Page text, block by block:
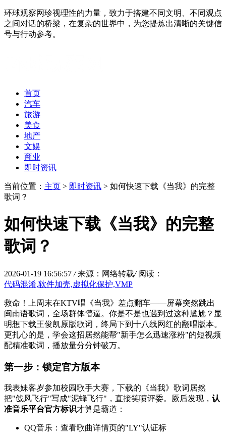
环球观察网珍视理性的力量，致力于搭建不同文明、不同观点
之间对话的桥梁，在复杂的世界中，为您提炼出清晰的关键信
号与行动参考。
首页
汽车
旅游
美食
地产
文娱
商业
即时资讯
当前位置： 主页 > 即时资讯 > 如何快速下载《当我》的完整
歌词？
如何快速下载《当我》的完整
歌词？
2026-01-19 16:56:57 / 来源：网络转载/ 阅读：
代码混淆,软件加壳,虚拟化保护,VMP
救命！上周末在KTV唱《当我》差点翻车——屏幕突然跳出
闽南语歌词，全场群体懵逼。你是不是也遇到过这种尴尬？显
明想下载王俊凯原版歌词，终局下到十八线网红的翻唱版本。
更扎心的是，学会这招居然能帮"新手怎么迅速涨粉"的短视频
配精准歌词，播放量分分钟破万。
第一步：锁定官方版本
我表妹客岁参加校园歌手大赛，下载的《当我》歌词居然
把"戗风飞行"写成"泥蜂飞行"，直接笑喷评委。厥后发现， 认
准音乐平台官方标识才算是霸道：
QQ音乐：查看歌曲详情页的"LY"认证标